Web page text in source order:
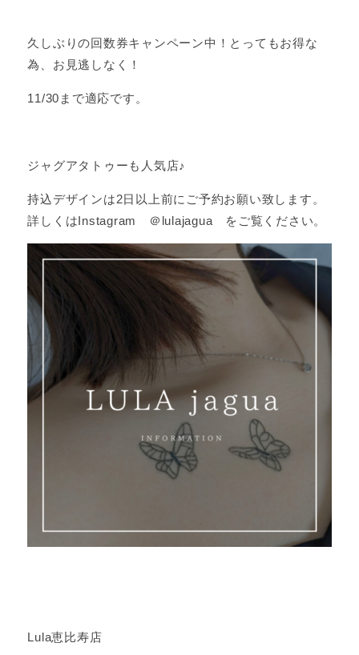
久しぶりの回数券キャンペーン中！とってもお得な
為、お見逃しなく！
11/30まで適応です。
ジャグアタトゥーも人気店♪
持込デザインは2日以上前にご予約お願い致します。
詳しくはInstagram ＠lulajagua をご覧ください。
Lula恵比寿店